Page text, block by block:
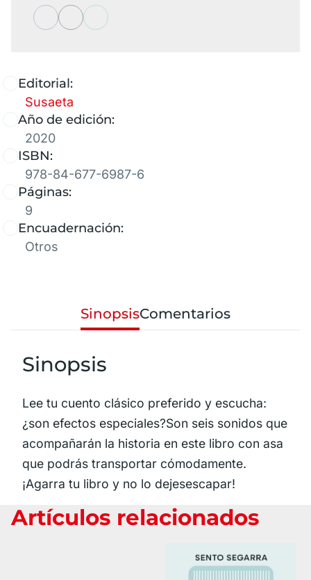
Editorial:
Susaeta
Año de edición:
2020
ISBN:
978-84-677-6987-6
Páginas:
9
Encuadernación:
Otros
SinopsisComentarios
Sinopsis
Lee tu cuento clásico preferido y escucha:
¿son efectos especiales?Son seis sonidos que
acompañarán la historia en este libro con asa
que podrás transportar cómodamente.
¡Agarra tu libro y no lo dejesescapar!
Artículos relacionados